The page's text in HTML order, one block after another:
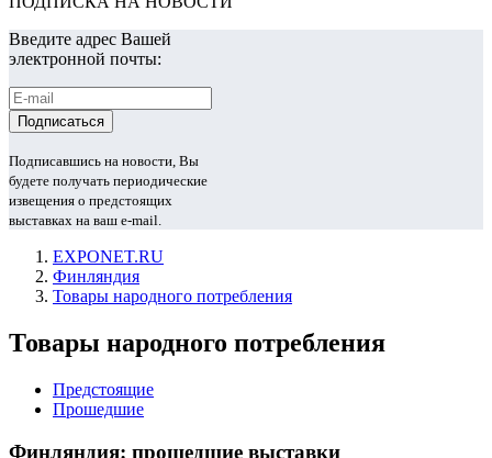
Введите адрес Вашей
электронной почты:
Подписавшись на новости, Вы
будете получать периодические
извещения о предстоящих
выставках на ваш e-mail.
EXPONET.RU
Финляндия
Товары народного потребления
Товары народного потребления
Предстоящие
Прошедшие
Финляндия: прошедшие выставки